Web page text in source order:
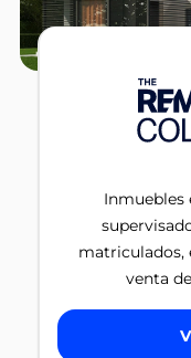
Inmuebles
matriculados,
venta